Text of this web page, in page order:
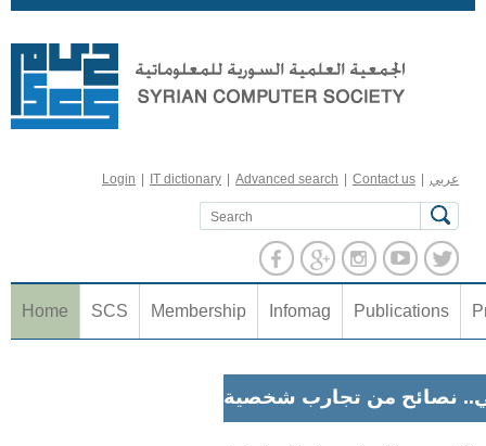
Jump to navigation
Login IT dictionary Advanced search Contact us عربي
Home SCS Membership Infomag Publications
نصائح من تجارب شخصية